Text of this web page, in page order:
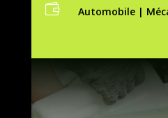
 Automobile|